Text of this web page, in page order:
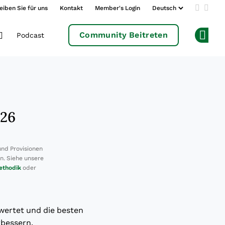
Sie für uns Kontakt Member's Login Add us
Podcast Community Beitreten
Provisionen
Siehe unsere
oder
und die besten